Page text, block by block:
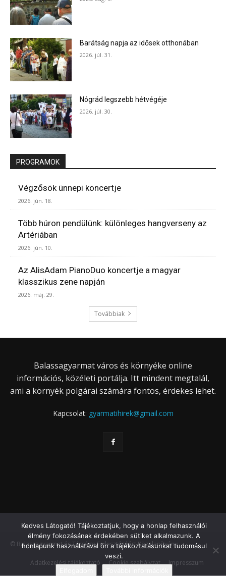
Barátság napja az idősek otthonában
2026. júl. 31.
Nógrád legszebb hétvégéje
2026. júl. 30.
PROGRAMOK
Végzősök ünnepi koncertje
2026. jún. 18.
Több húron pendülünk: különleges hangverseny az
Artériában
2026. jún. 10.
Az AlisAdam PianoDuo koncertje a magyar
klasszikus zene napján
2026. máj. 29.
Továbbiak
Balassagyarmat város és környéke online
információs, közéleti portálja. Itt mindent megtalál,
ami a környék polgárai számára fontos, érdekes lehet.
Kapcsolat: gyarmatihirek@gmail.com
© Balassagyarmat és Térsége Fejlesztéséért Közalapítvány
Adatkezelési tájékoztató Cookie szabályzat Impresszum
Kedves Látogató! Tájékoztatjuk, hogy a honlap felhasználói
élmény fokozásának érdekében sütiket alkalmazunk. A
honlapunk használatával ön a tájékoztatásunkat tudomásul
veszi.